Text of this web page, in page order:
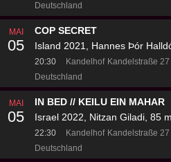
Deutschland
MAI
05
COP SECRET
Island 2021, Hannes Þór
20:30 Kandelhof Kandelstraße 27
Deutschland
MAI
05
IN BED // KEILU EIN MAHAR
Israel 2022, Nitzan Giladi, 85
22:30 Kandelhof Kandelstraße 27
Deutschland